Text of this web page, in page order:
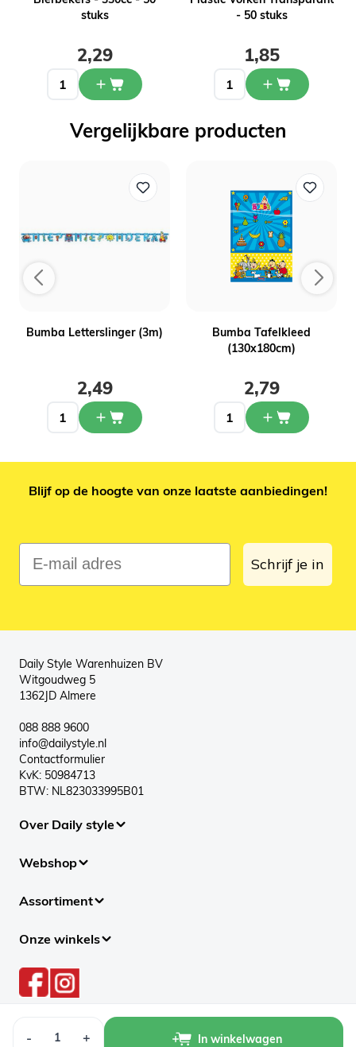
- + In winkelwagen
stuks
2,29
- 50 stuks
1,85
Vergelijkbare producten
Bumba Letterslinger (3m)
2,49
Bumba Tafelkleed
(130x180cm)
2,79
Blijf op de hoogte van onze laatste aanbiedingen!
E-mail adres
Schrijf je in
Daily Style Warenhuizen BV
Witgoudweg 5
1362JD Almere
088 888 9600
info@dailystyle.nl
Contactformulier
KvK: 50984713
BTW: NL823033995B01
Over Daily style
Webshop
Assortiment
Onze winkels